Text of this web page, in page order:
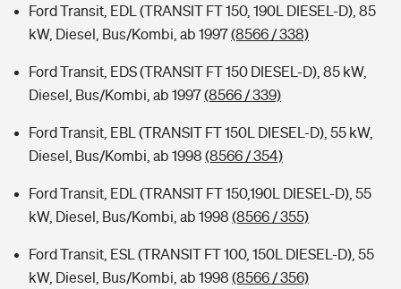
Ford Transit, EDL (TRANSIT FT 150, 190L DIESEL-D), 85
kW, Diesel, Bus/Kombi, ab 1997(8566 / 338)
Ford Transit, EDS (TRANSIT FT 150 DIESEL-D), 85 kW,
Diesel, Bus/Kombi, ab 1997(8566 / 339)
Ford Transit, EBL (TRANSIT FT 150L DIESEL-D), 55 kW,
Diesel, Bus/Kombi, ab 1998 (8566 / 354)
Ford Transit, EDL (TRANSIT FT 150,190L DIESEL-D), 55
kW, Diesel, Bus/Kombi, ab 1998 (8566 / 355)
Ford Transit, ESL (TRANSIT FT 100, 150L DIESEL-D), 55
kW, Diesel, Bus/Kombi, ab 1998 (8566 / 356)